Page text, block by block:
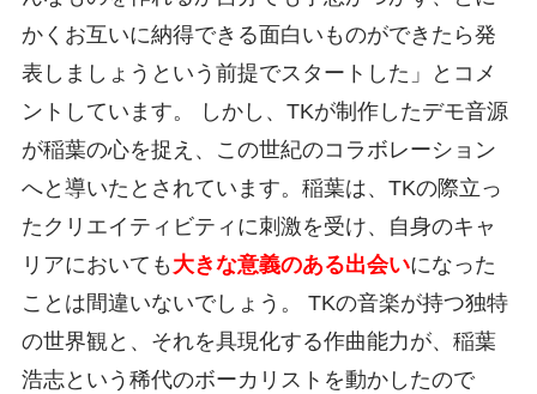
かくお互いに納得できる面白いものができたら発
表しましょうという前提でスタートした」とコメ
ントしています。 しかし、TKが制作したデモ音源
が稲葉の心を捉え、この世紀のコラボレーション
へと導いたとされています。稲葉は、TKの際立っ
たクリエイティビティに刺激を受け、自身のキャ
リアにおいても 大きな意義のある出会いになった
ことは間違いないでしょう。 TKの音楽が持つ独特
の世界観と、それを具現化する作曲能力が、稲葉
浩志という稀代のボーカリストを動かしたので